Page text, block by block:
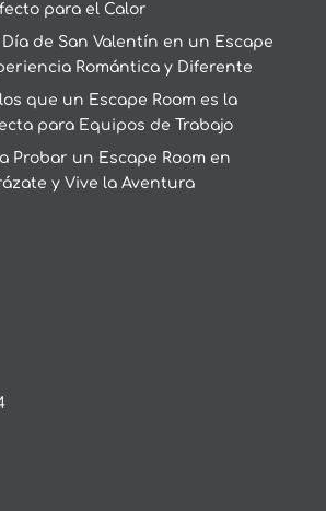
para el Calor
de San Valentín en un Escape
Romántica y Diferente
que un Escape Room es la
para Equipos de Trabajo
Probar un Escape Room en
y Vive la Aventura